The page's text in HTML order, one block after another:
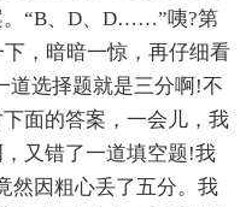
。“B、D、D……”咦?第
，暗暗一惊，再仔细看
道选择题就是三分啊!不
面的答案，一会儿，我
又错了一道填空题!我
然因粗心丢了五分。我